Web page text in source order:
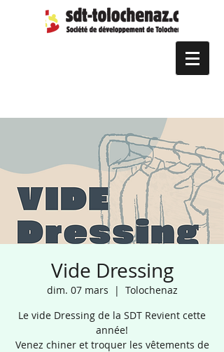
Vide Dressing
dim. 07 mars
  |
Tolochenaz
Le vide Dressing de la SDT Revient cette
année!
Venez chiner et troquer les vêtements de